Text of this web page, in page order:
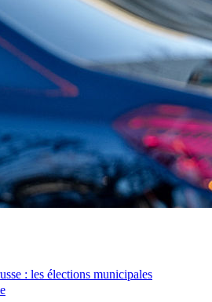
: les élections municipales